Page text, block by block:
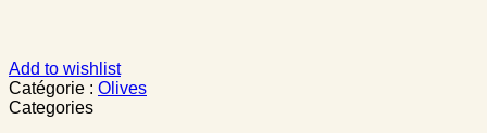
Add to wishlist
Catégorie : Olives
Categories